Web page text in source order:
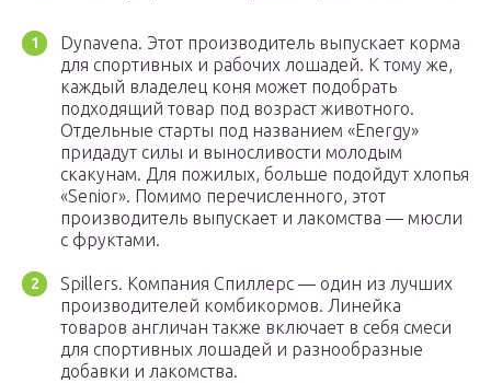
Dynavena. Этот производитель выпускает корма
для спортивных и рабочих лошадей. К тому же,
каждый владелец коня может подобрать
подходящий товар под возраст животного.
Отдельные старты под названием «Energy»
придадут силы и выносливости молодым
скакунам. Для пожилых, больше подойдут хлопья
«Senior». Помимо перечисленного, этот
производитель выпускает и лакомства — мюсли
с фруктами.
Spillers. Компания Спиллерс — один из лучших
производителей комбикормов. Линейка
товаров англичан также включает в себя смеси
для спортивных лошадей и разнообразные
добавки и лакомства.